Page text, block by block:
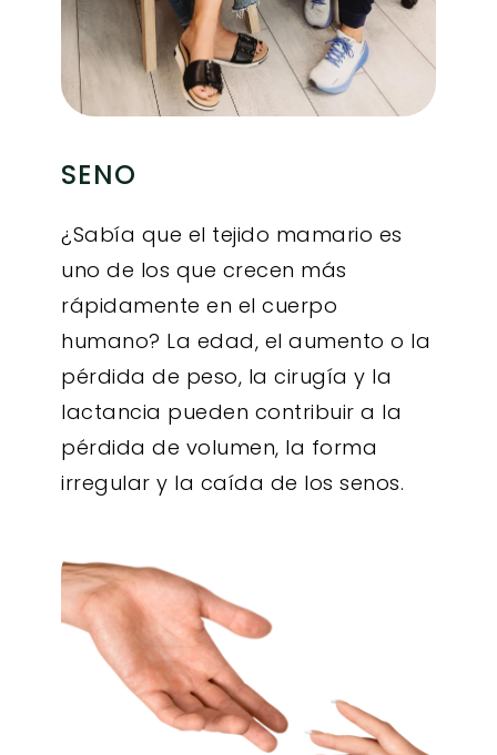
SENO
¿Sabía que el tejido mamario es
uno de los que crecen más
rápidamente en el cuerpo
humano? La edad, el aumento o la
pérdida de peso, la cirugía y la
lactancia pueden contribuir a la
pérdida de volumen, la forma
irregular y la caída de los senos.